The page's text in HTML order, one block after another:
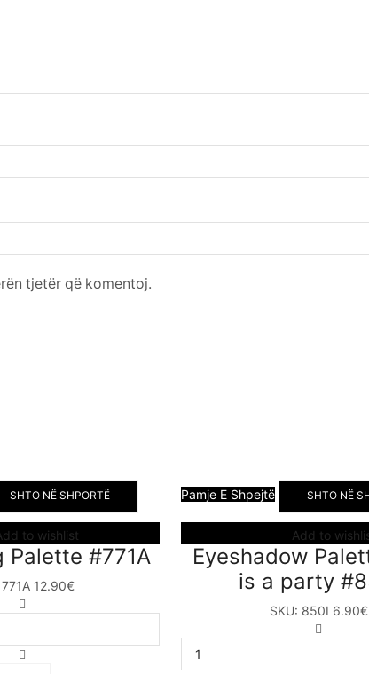
tjetër që komentoj.
SHTO NË SHPORTË
to wishlist
Palette #771A
771A 12.90€
Contouring
sasia
Pamje E Shpejtë SHTO NË
Add to
Eyeshadow
is a party
SKU: 850I 6.90€